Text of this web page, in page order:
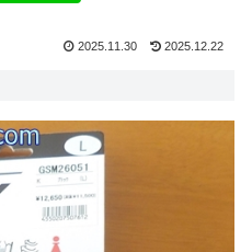
2025.11.30 2025.12.22